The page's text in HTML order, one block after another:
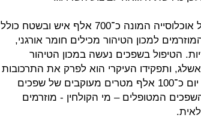
האיגוד אחראי על הטיפול בשפכים של אוכלוסייה המונה כ־700 אלף איש ובשטח כולל
המוזרמים למכון הטיהור מכילים חומר אורגני,
הטיפול בשפכים נעשה במכון הטיהור
ותפקידו העיקרי הוא לפרק את התרכובות
האורגניות מהשפכים. המכון קולט כל יום כ־100 אלף מטרים מעוקבים של שפכים
המטופלים – מי הקולחין - מוזרמים